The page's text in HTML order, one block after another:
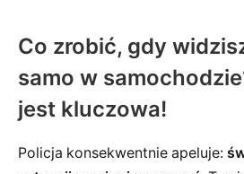
Co zrobić, gdy
samo w
jest kluczowa!
Policja konsekwentnie apeluje: